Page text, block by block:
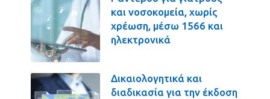
και νοσοκομεία, χωρίς
χρέωση, μέσω 1566 και
ηλεκτρονικά
Δικαιολογητικά και
διαδικασία για την έκδοση